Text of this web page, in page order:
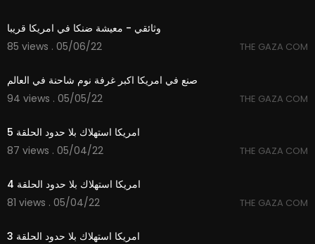
وثائقي - معيشة ضنكا في امريكا قريبا
85 views . 05/06/22
THE GAZA COM
صنع في امريكا اكبر غرفة نوم شاحنة في العالم
94 views . 05/05/22
THE GAZA COM
امريكا استهلاك بلا حدود الحلقة 5
87 views . 05/04/22
THE GAZA COM
امريكا استهلاك بلا حدود الحلقة 4
81 views . 05/04/22
THE GAZA COM
امريكا استهلاك بلا حدود الحلقة 3